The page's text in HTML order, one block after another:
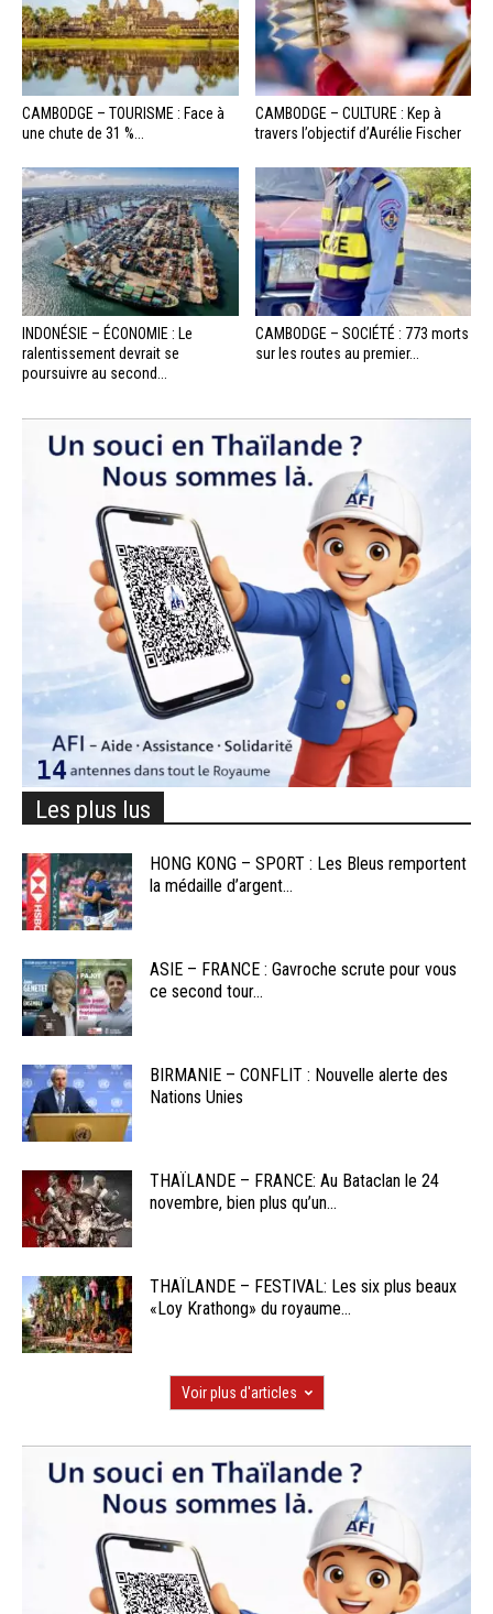
CAMBODGE – TOURISME : Face à
une chute de 31 %...
CAMBODGE – CULTURE : Kep à
travers l’objectif d’Aurélie Fischer
INDONÉSIE – ÉCONOMIE : Le
ralentissement devrait se
poursuivre au second...
CAMBODGE – SOCIÉTÉ : 773 morts
sur les routes au premier...
Les plus lus
HONG KONG – SPORT : Les Bleus remportent
la médaille d’argent...
ASIE – FRANCE : Gavroche scrute pour vous
ce second tour...
BIRMANIE – CONFLIT : Nouvelle alerte des
Nations Unies
THAÏLANDE – FRANCE: Au Bataclan le 24
novembre, bien plus qu’un...
THAÏLANDE – FESTIVAL: Les six plus beaux
«Loy Krathong» du royaume...
Voir plus d'articles